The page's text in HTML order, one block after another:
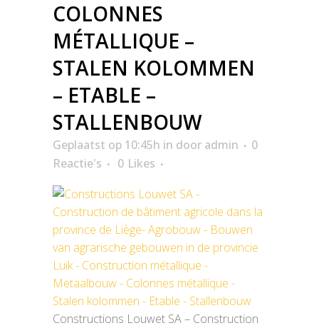
COLONNES
MÉTALLIQUE –
STALEN KOLOMMEN
– ETABLE –
STALLENBOUW
Geplaatst op 10:45h in door admin
0
Reactie's
0 Likes
Constructions Louwet SA – Construction